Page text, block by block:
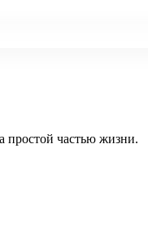
простой частью жизни.